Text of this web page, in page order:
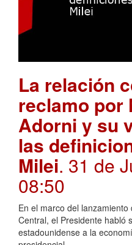
La relación
reclamo por
Adorni y su
las
Milei. 31 de
08:50
En el marco del
Central, el Presidente habló
estadounidense a la